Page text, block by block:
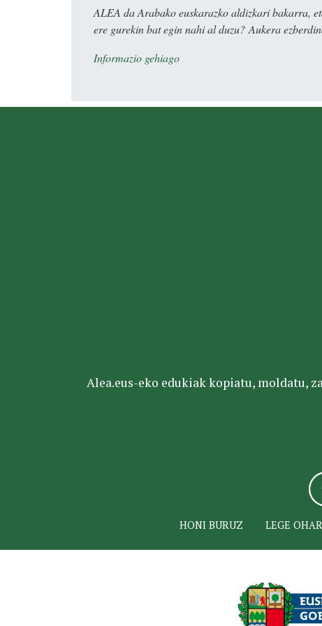
ALEA da Arabako euskarazko aldizkari bakarra,
ere gurekin bat egin nahi al duzu? Aukera
Informazio gehiago
Alea.eus-eko edukiak kopiatu, moldatu,
HONI BURUZ LEGE